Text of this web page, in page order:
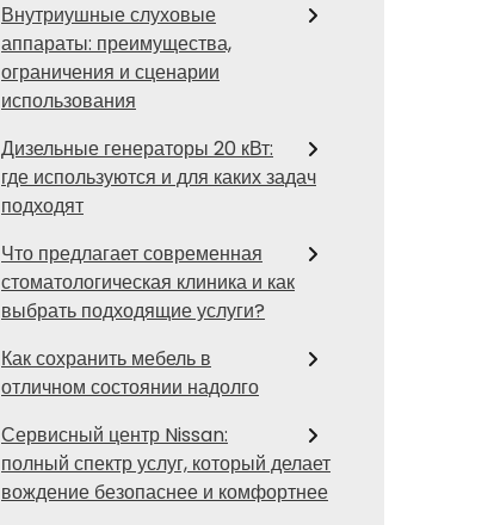
Внутриушные слуховые
аппараты: преимущества,
ограничения и сценарии
использования
Дизельные генераторы 20 кВт:
где используются и для каких задач
подходят
Что предлагает современная
стоматологическая клиника и как
выбрать подходящие услуги?
Как сохранить мебель в
отличном состоянии надолго
Сервисный центр Nissan:
полный спектр услуг, который делает
вождение безопаснее и комфортнее